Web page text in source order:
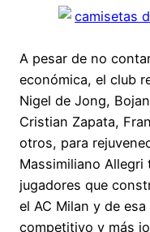
A pesar de no
económica, el club
Nigel de Jong,
Cristian Zapata,
otros, para
Massimiliano Allegri
jugadores que
el AC Milan y de
competitivo y más